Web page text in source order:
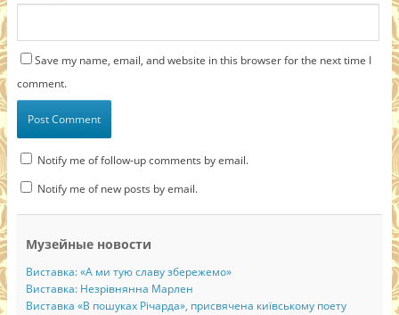
Save my name, email, and website in this browser for the next time I
comment.
Notify me of follow-up comments by email.
Notify me of new posts by email.
Музейные новости
Виставка: «А ми тую славу збережемо»
Виставка: Незрівнянна Марлен
Виставка «В пошуках Річарда», присвячена київському поету